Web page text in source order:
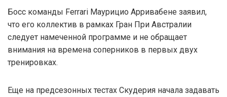
Босс команды Ferrari Маурицио Арривабене заявил,
что его коллектив в рамках Гран При Австралии
следует намеченной программе и не обращает
внимания на времена соперников в первых двух
тренировках.
Еще на предсезонных тестах Скудерия начала задавать